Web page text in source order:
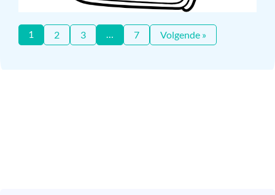
1 2 3 … 7 Volgende »